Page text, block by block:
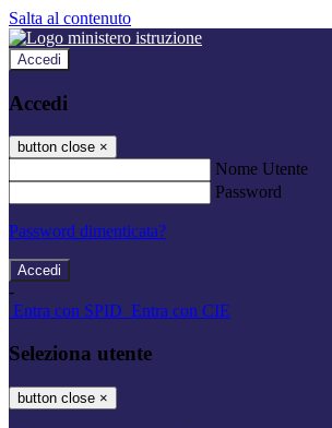
Salta al contenuto
Accedi
Accedi
button close ×
Nome Utente
Password
Password dimenticata?
-
Entra con SPID Entra con CIE
Seleziona utente
button close ×